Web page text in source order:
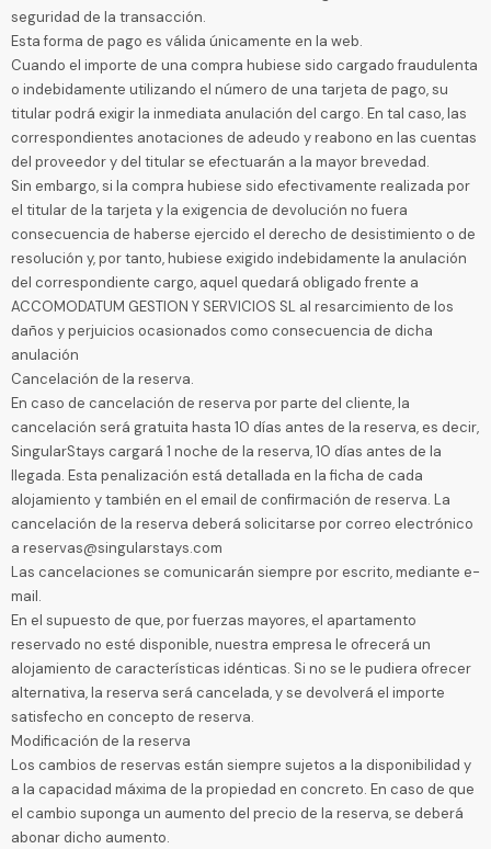
seguridad de la transacción.
Esta forma de pago es válida únicamente en la web.
Cuando el importe de una compra hubiese sido cargado fraudulenta
o indebidamente utilizando el número de una tarjeta de pago, su
titular podrá exigir la inmediata anulación del cargo. En tal caso, las
correspondientes anotaciones de adeudo y reabono en las cuentas
del proveedor y del titular se efectuarán a la mayor brevedad.
Sin embargo, si la compra hubiese sido efectivamente realizada por
el titular de la tarjeta y la exigencia de devolución no fuera
consecuencia de haberse ejercido el derecho de desistimiento o de
resolución y, por tanto, hubiese exigido indebidamente la anulación
del correspondiente cargo, aquel quedará obligado frente a
ACCOMODATUM GESTION Y SERVICIOS SL al resarcimiento de los
daños y perjuicios ocasionados como consecuencia de dicha
anulación
Cancelación de la reserva.
En caso de cancelación de reserva por parte del cliente, la
cancelación será gratuita hasta 10 días antes de la reserva, es decir,
SingularStays cargará 1 noche de la reserva, 10 días antes de la
llegada. Esta penalización está detallada en la ficha de cada
alojamiento y también en el email de confirmación de reserva. La
cancelación de la reserva deberá solicitarse por correo electrónico
a reservas@singularstays.com
Las cancelaciones se comunicarán siempre por escrito, mediante e-
mail.
En el supuesto de que, por fuerzas mayores, el apartamento
reservado no esté disponible, nuestra empresa le ofrecerá un
alojamiento de características idénticas. Si no se le pudiera ofrecer
alternativa, la reserva será cancelada, y se devolverá el importe
satisfecho en concepto de reserva.
Modificación de la reserva
Los cambios de reservas están siempre sujetos a la disponibilidad y
a la capacidad máxima de la propiedad en concreto. En caso de que
el cambio suponga un aumento del precio de la reserva, se deberá
abonar dicho aumento.